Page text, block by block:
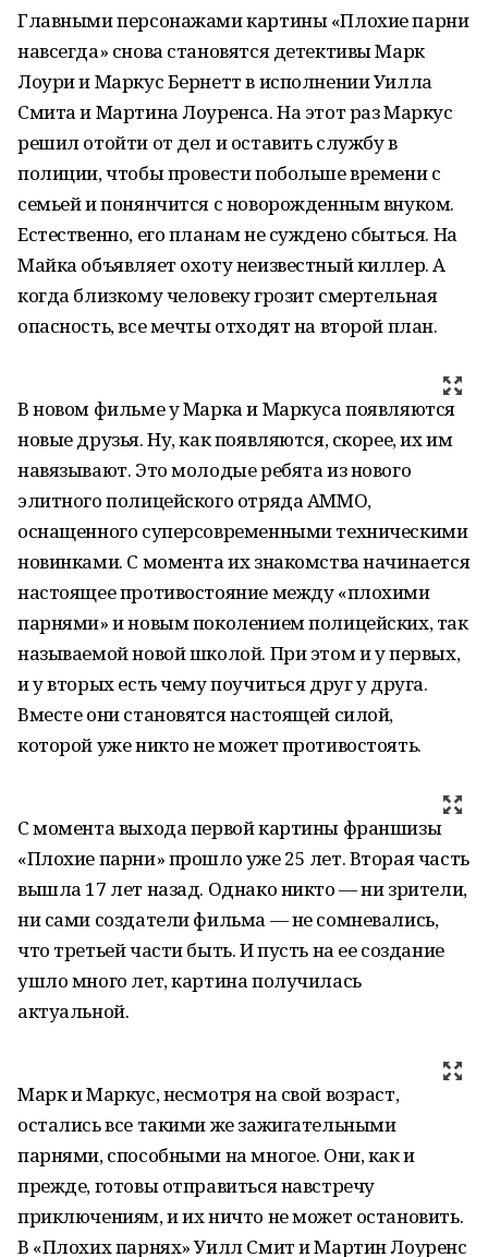
Главными персонажами картины «Плохие парни
навсегда» снова становятся детективы Марк
Лоури и Маркус Бернетт в исполнении Уилла
Смита и Мартина Лоуренса. На этот раз Маркус
решил отойти от дел и оставить службу в
полиции, чтобы провести побольше времени с
семьей и понянчится с новорожденным внуком.
Естественно, его планам не суждено сбыться. На
Майка объявляет охоту неизвестный киллер. А
когда близкому человеку грозит смертельная
опасность, все мечты отходят на второй план.
В новом фильме у Марка и Маркуса появляются
новые друзья. Ну, как появляются, скорее, их им
навязывают. Это молодые ребята из нового
элитного полицейского отряда АММО,
оснащенного суперсовременными техническими
новинками. С момента их знакомства начинается
настоящее противостояние между «плохими
парнями» и новым поколением полицейских, так
называемой новой школой. При этом и у первых,
и у вторых есть чему поучиться друг у друга.
Вместе они становятся настоящей силой,
которой уже никто не может противостоять.
С момента выхода первой картины франшизы
«Плохие парни» прошло уже 25 лет. Вторая часть
вышла 17 лет назад. Однако никто — ни зрители,
ни сами создатели фильма — не сомневались,
что третьей части быть. И пусть на ее создание
ушло много лет, картина получилась
актуальной.
Марк и Маркус, несмотря на свой возраст,
остались все такими же зажигательными
парнями, способными на многое. Они, как и
прежде, готовы отправиться навстречу
приключениям, и их ничто не может остановить.
В «Плохих парнях» Уилл Смит и Мартин Лоуренс